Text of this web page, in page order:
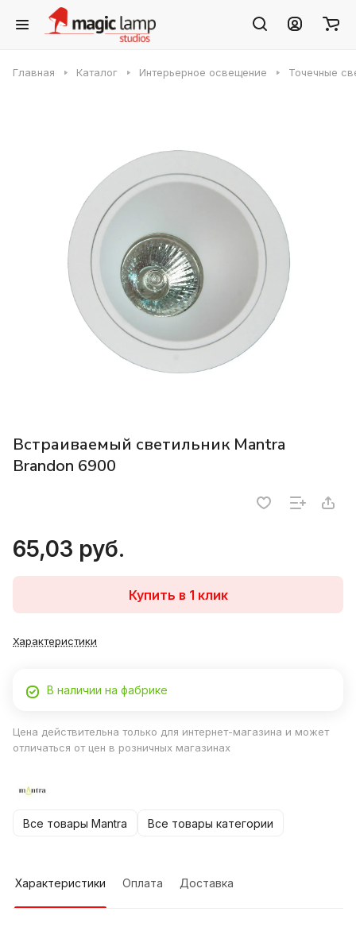
Главная Каталог Интерьерное освещение Точечные
Встраиваемый светильник Mantra
Brandon 6900
65,03 руб.
Купить в 1 клик
Характеристики
В наличии на фабрике
Цена действительна только для интернет-магазина и может
отличаться от цен в розничных магазинах
Все товары Mantra Все товары категории
Характеристики Оплата Доставка